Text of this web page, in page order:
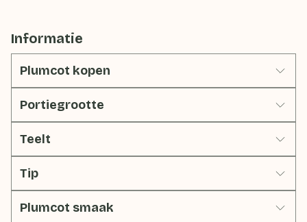
Informatie
Plumcot kopen
Portiegrootte
Teelt
Tip
Plumcot smaak